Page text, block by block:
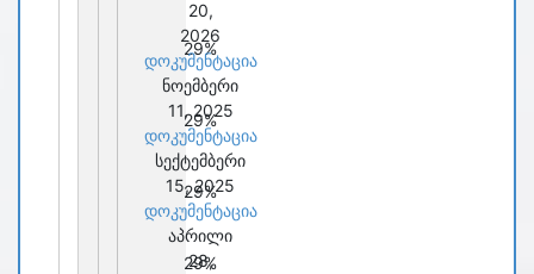
29%
29%
29%
29%
20,
2026
დოკუმენტაცია
ნოემბერი
11, 2025
დოკუმენტაცია
სექტემბერი
15, 2025
დოკუმენტაცია
აპრილი
28,